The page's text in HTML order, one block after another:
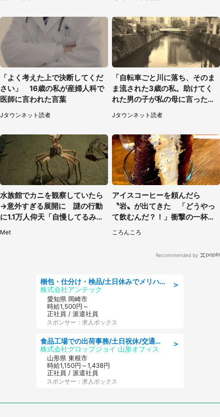
「よく考えた上で決断してくだ
さい」 16歳の私が産婦人科で
医師に言われた言葉
Jタウンネット読者
「自転車ごと川に落ち、そのま
ま流された3歳の私。助けてく
れた男の子が私の母に言ったの
は...」（千葉県・20代女性）
Jタウンネット読者
水族館でカニを観察していたら
→意外すぎる展開に 謎の行動
に1.1万人仰天「自慢してるみた
Met
アイスコーヒーを頼んだら
〝岩〟が出てきた 「どうやっ
て飲むんだ？！」衝撃の一杯が
ころんころ
Recommended by
＞
梱包・仕分け・検品/土日休みでメリハリ安城市で始める電子部品の目視検査
株式会社アンテック
愛知県 岡崎市
時給1,500円～
正社員 / 派遣社員
スポンサー：求人ボックス
＞
食品工場での出荷事務/土日祝休/交通費支給
株式会社グロップジョイ 山形オフィス
山形県 東根市
時給1,150円～1,438円
正社員 / 派遣社員
スポンサー：求人ボックス